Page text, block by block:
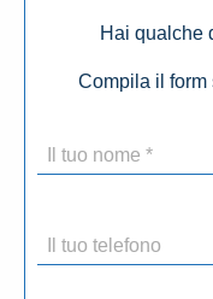
Hai qualche
Compila il form